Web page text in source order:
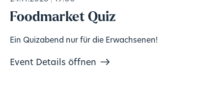
Foodmarket Quiz
Ein Quizabend nur für die Erwachsenen!
Event Details öffnen